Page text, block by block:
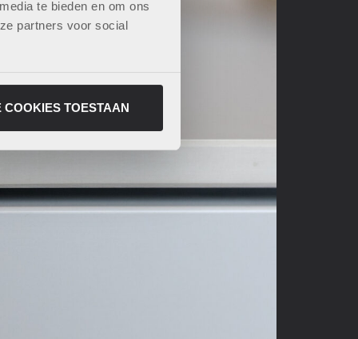
te bieden en om ons
partners voor social
COOKIES TOESTAAN